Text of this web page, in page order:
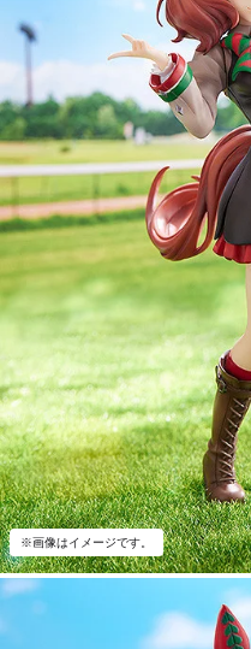
※画像はイメージです。